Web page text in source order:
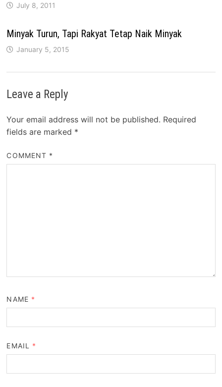
July 8, 2011
Minyak Turun, Tapi Rakyat Tetap Naik Minyak
January 5, 2015
Leave a Reply
Your email address will not be published. Required
fields are marked *
COMMENT *
NAME *
EMAIL *